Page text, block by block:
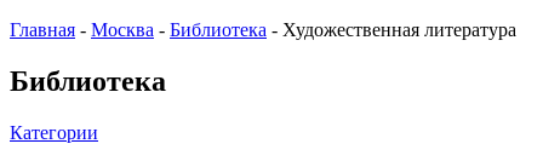
Главная - Москва - Библиотека - Художественная литература
Библиотека
Категории